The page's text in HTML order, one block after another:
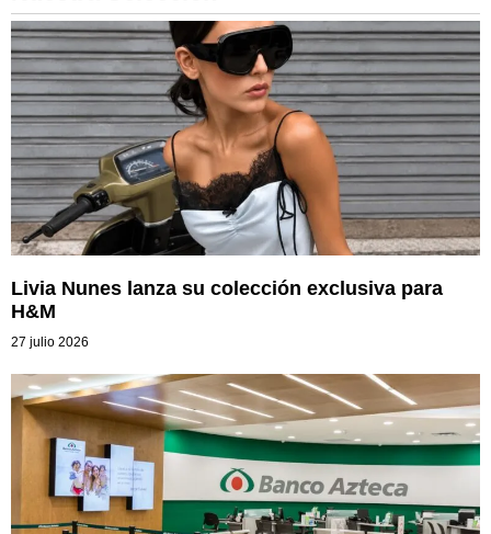
Livia Nunes lanza su colección exclusiva para
H&M
27 julio 2026